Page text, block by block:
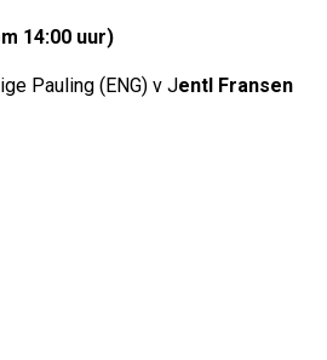
14:00 uur)
Pauling (ENG) v Jentl Fransen